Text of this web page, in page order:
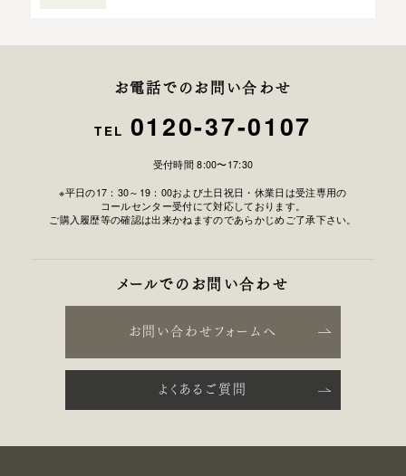
お電話でのお問い合わせ
TEL 0120-37-0107
受付時間 8:00〜17:30
※平日の17：30～19：00および土日祝日・休業日は受注専用の
コールセンター受付にて対応しております。
ご購入履歴等の確認は出来かねますのであらかじめご了承下さい。
メールでのお問い合わせ
お問い合わせフォームへ
よくあるご質問